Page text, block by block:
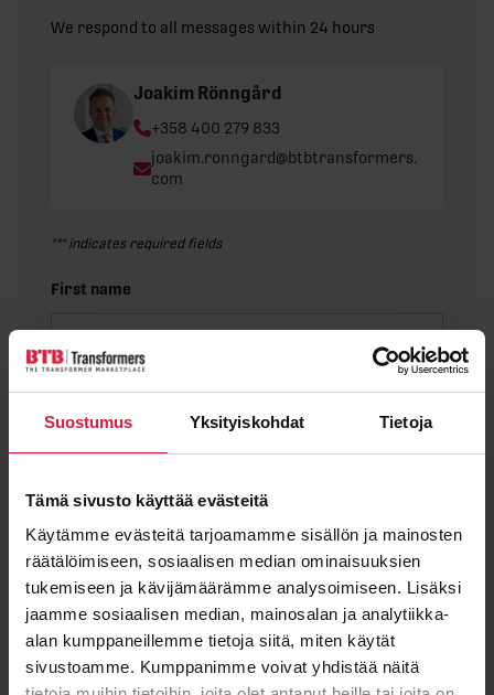
Suostumus Yksityiskohdat Tietoja
Tämä sivusto käyttää evästeitä
Käytämme evästeitä tarjoamamme sisällön ja mainosten
räätälöimiseen, sosiaalisen median ominaisuuksien
tukemiseen ja kävijämäärämme analysoimiseen. Lisäksi
jaamme sosiaalisen median, mainosalan ja analytiikka-
alan kumppaneillemme tietoja siitä, miten käytät
sivustoamme. Kumppanimme voivat yhdistää näitä
We respond to all messages within 24 hours
Joakim Rönngård
Phone:
+358 400 279 833
Email:
joakim.ronngard@btbtransformers.
com
"*" indicates required fields
First name
Email *